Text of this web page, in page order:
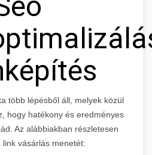
több lépésből áll, melyek közül
hogy hatékony és eredményes
Az alábbiakban részletesen
link vásárlás menetét: